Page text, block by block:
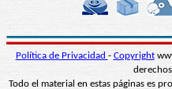
Política de Privacidad - Copyright
Todo el material en estas páginas es